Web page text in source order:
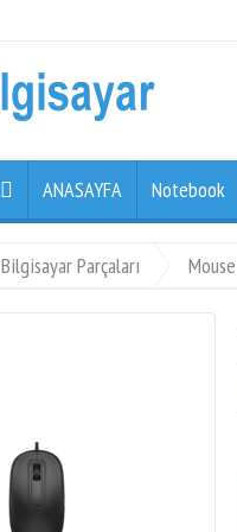
ANASAYFA Notebook
Bilgisayar Parçaları Mouse